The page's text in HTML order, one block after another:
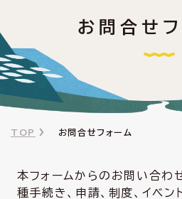
お問合せフ
TOP お問合せフォーム
本フォームからのお問い合わ
種手続き、申請、制度、イベ